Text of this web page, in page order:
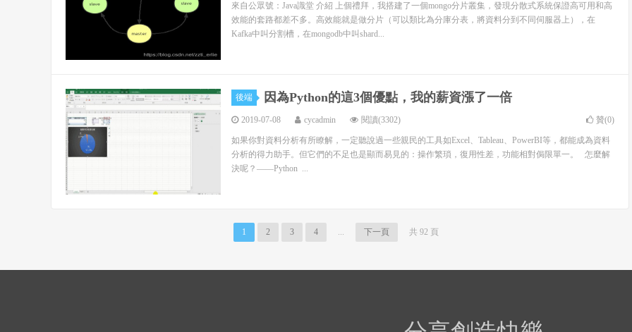
來自公眾號：Java識堂 介紹 上個禮拜，我搭建了一個mongo分片叢集，發現分散式系統保證高可用和高
效能的套路都差不多。高效能就是做分片（可以類比為分庫分表，將資料分到不同伺服器上），在
Kafka中叫分割槽，在mongodb中叫shard...
後端 因為Python的這3個優點，我的薪資漲了一倍
2019-07-08 cycadmin 閱讀(3302) 贊(0)
如果你對資料分析有所瞭解，一定聽說過一些親民的工具如Excel、Tableau、PowerBI等，都能成為資料
分析的得力助手。但它們的不足也是顯而易見的：操作繁瑣，復用性差，功能相對侷限單一。 怎麼解
決呢？——Python ...
1 2 3 4 ... 下一頁 共 92 頁